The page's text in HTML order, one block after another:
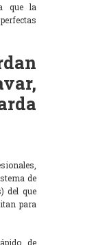
que la
de
del que
para
de